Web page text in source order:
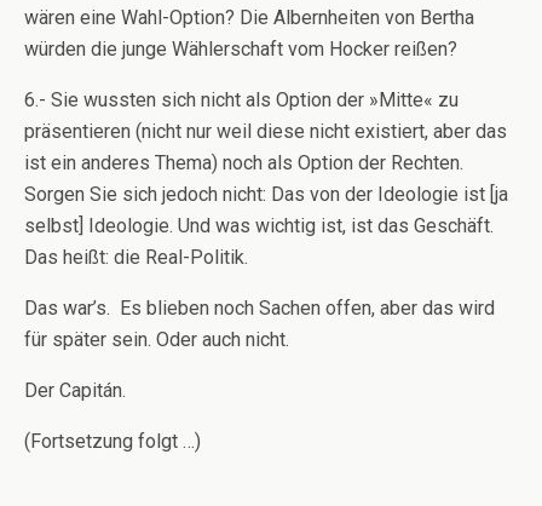
wären eine Wahl-Option? Die Albernheiten von Bertha
würden die junge Wählerschaft vom Hocker reißen?
6.- Sie wussten sich nicht als Option der »Mitte« zu
präsentieren (nicht nur weil diese nicht existiert, aber das
ist ein anderes Thema) noch als Option der Rechten.
Sorgen Sie sich jedoch nicht: Das von der Ideologie ist [ja
selbst] Ideologie. Und was wichtig ist, ist das Geschäft.
Das heißt: die Real-Politik.
Das war’s. Es blieben noch Sachen offen, aber das wird
für später sein. Oder auch nicht.
Der Capitán.
(Fortsetzung folgt …)